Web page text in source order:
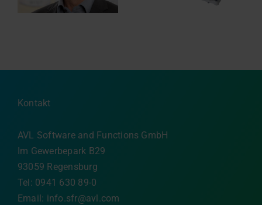
Plattformen
wir unterstützen Sie
Kontakt
AVL Software and Functions GmbH
Im Gewerbepark B29
93059 Regensburg
Tel: 0941 630 89-0
Email: info.sfr@avl.com